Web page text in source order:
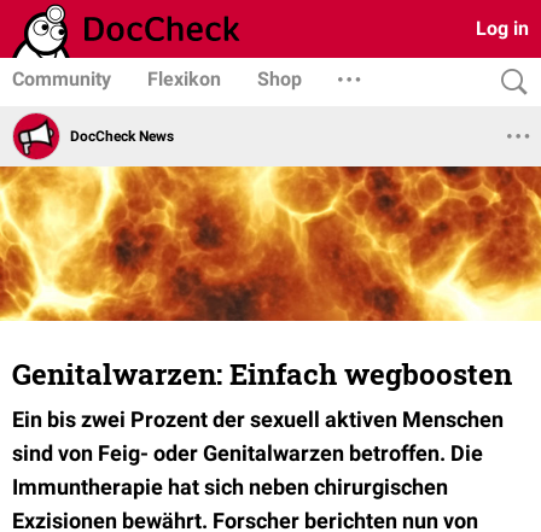
Log in
Community Flexikon Shop
DocCheck News
Genitalwarzen: Einfach wegboosten
Ein bis zwei Prozent der sexuell aktiven Menschen
sind von Feig- oder Genitalwarzen betroffen. Die
Immuntherapie hat sich neben chirurgischen
Exzisionen bewährt. Forscher berichten nun von